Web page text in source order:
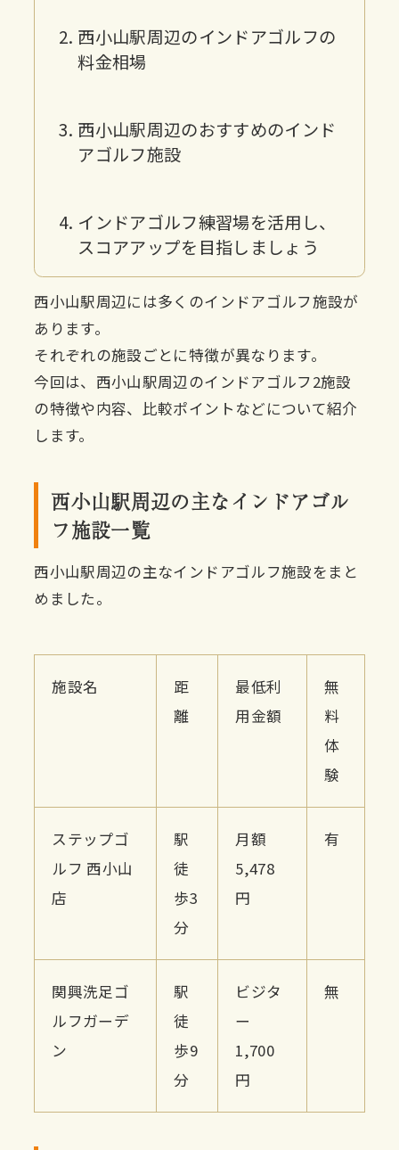
西小山駅周辺のインドアゴルフの
料金相場
西小山駅周辺のおすすめのインド
アゴルフ施設
インドアゴルフ練習場を活用し、
スコアアップを目指しましょう
西小山駅周辺には多くのインドアゴルフ施設が
あります。
それぞれの施設ごとに特徴が異なります。
今回は、西小山駅周辺のインドアゴルフ2施設
の特徴や内容、比較ポイントなどについて紹介
します。
西小山駅周辺の主なインドアゴル
フ施設一覧
西小山駅周辺の主なインドアゴルフ施設をまと
めました。
施設名
距
離
最低利
用金額
無
料
体
験
ステップゴ
ルフ 西小山
店
駅
徒
歩3
分
月額
5,478
円
有
関興洗足ゴ
ルフガーデ
ン
駅
徒
歩9
分
ビジタ
ー
1,700
円
無